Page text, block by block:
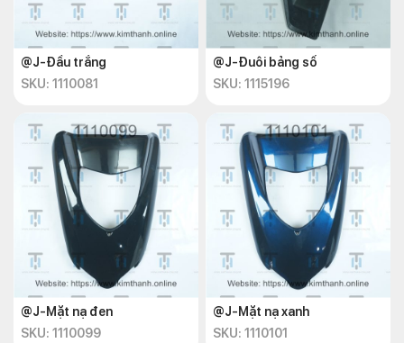
@J-Đầu trắng
SKU: 1110081
@J-Đuôi bảng số
SKU: 1115196
@J-Mặt nạ đen
SKU: 1110099
@J-Mặt nạ xanh
SKU: 1110101